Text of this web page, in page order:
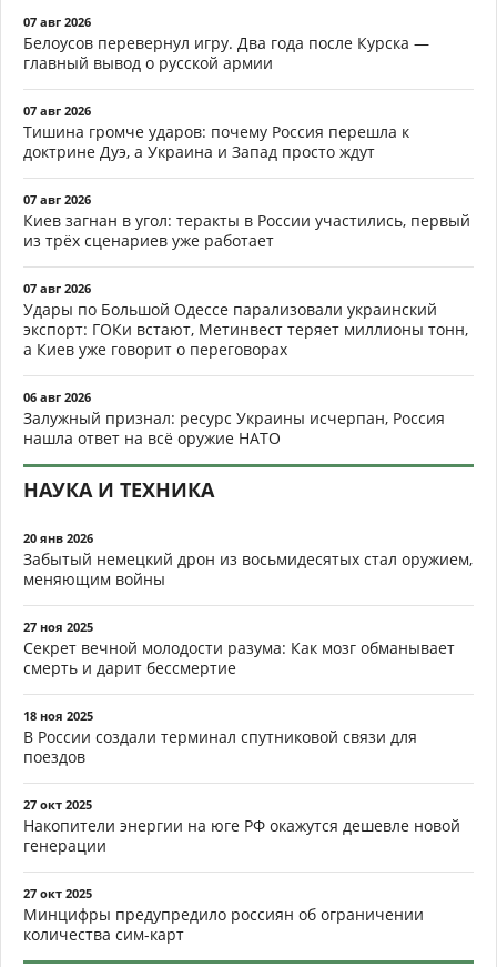
07 авг 2026
Белоусов перевернул игру. Два года после Курска —
главный вывод о русской армии
07 авг 2026
Тишина громче ударов: почему Россия перешла к
доктрине Дуэ, а Украина и Запад просто ждут
07 авг 2026
Киев загнан в угол: теракты в России участились, первый
из трёх сценариев уже работает
07 авг 2026
Удары по Большой Одессе парализовали украинский
экспорт: ГОКи встают, Метинвест теряет миллионы тонн,
а Киев уже говорит о переговорах
06 авг 2026
Залужный признал: ресурс Украины исчерпан, Россия
нашла ответ на всё оружие НАТО
НАУКА И ТЕХНИКА
20 янв 2026
Забытый немецкий дрон из восьмидесятых стал оружием,
меняющим войны
27 ноя 2025
Секрет вечной молодости разума: Как мозг обманывает
смерть и дарит бессмертие
18 ноя 2025
В России создали терминал спутниковой связи для
поездов
27 окт 2025
Накопители энергии на юге РФ окажутся дешевле новой
генерации
27 окт 2025
Минцифры предупредило россиян об ограничении
количества сим-карт